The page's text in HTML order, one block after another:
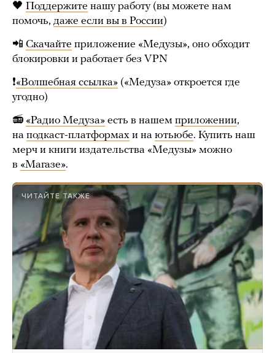
🖤 Поддержите нашу работу (вы можете нам
помочь, даже если вы в России)
📲 Скачайте приложение «Медузы», оно обходит
блокировки и работает без VPN
❗️«Bолшебная ссылка» («Медуза» откроется где
угодно)
📻 «Радио Медуза» есть в нашем приложении,
на подкаст-платформах и на ютьюбе. Купить наш
мерч и книги издательства «Медузы» можно
в «Магазе».
ЧИТАЙТЕ ТАКЖЕ